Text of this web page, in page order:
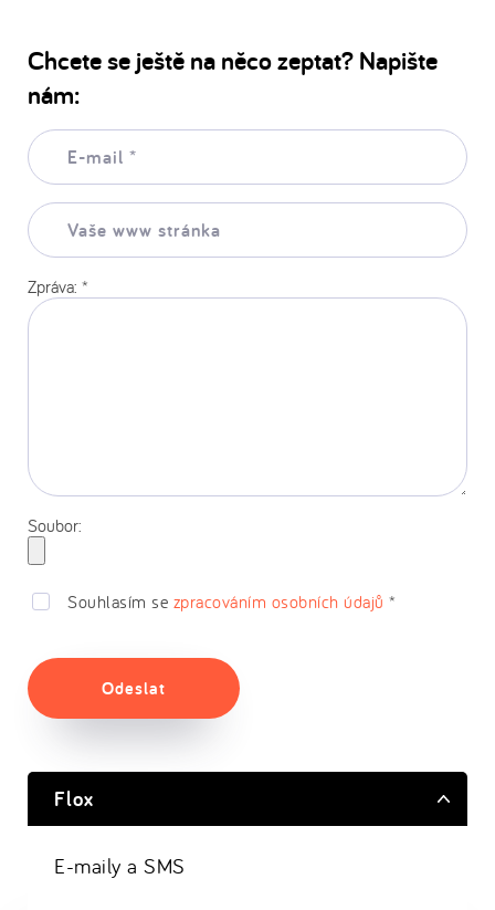
Chcete se ještě na něco zeptat? Napište
nám:
E-
mail:
Vaše
www
stránka:
Zpráva: *
Soubor:
Souhlasím se zpracováním osobních údajů *
Odeslat
Flox
E-maily a SMS